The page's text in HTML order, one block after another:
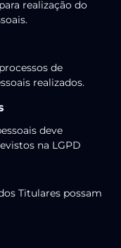
realização do
de
realizados.
deve
na LGPD
Titulares possam